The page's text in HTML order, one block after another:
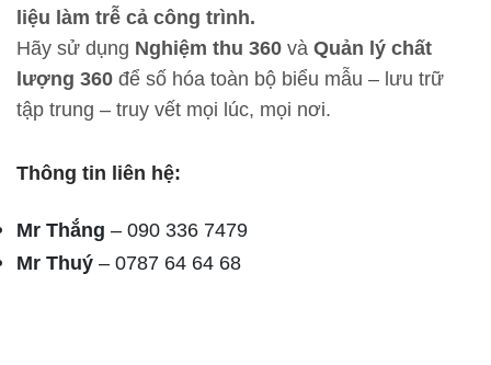
liệu làm trễ cả công trình.
Hãy sử dụng Nghiệm thu 360 và Quản lý chất
lượng 360 để số hóa toàn bộ biểu mẫu – lưu trữ
tập trung – truy vết mọi lúc, mọi nơi.
Thông tin liên hệ:
Mr Thắng – 090 336 7479
Mr Thuý – 0787 64 64 68